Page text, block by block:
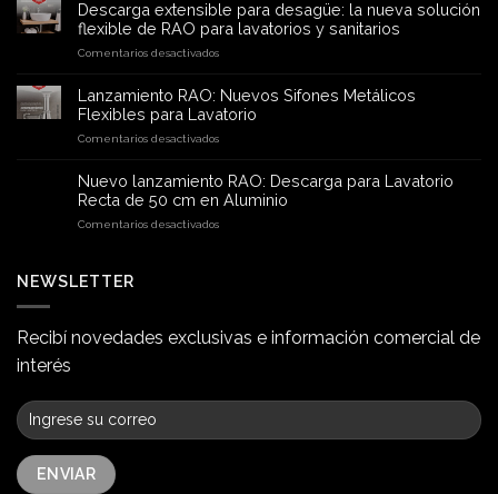
Descarga extensible para desagüe: la nueva solución
flexible de RAO para lavatorios y sanitarios
Comentarios desactivadosen
extensible
para
desagüe:
la
solución
flexible
RAO
Lanzamiento RAO: Nuevos Sifones Metálicos
Flexibles para Lavatorio
Comentarios desactivadosen
RAO:
Nuevos
Sifones
Metálicos
Nuevo lanzamiento RAO: Descarga para Lavatorio
Recta de 50 cm en Aluminio
Comentarios desactivadosen
Lavatorio
Recta
cm
NEWSLETTER
Recibí novedades exclusivas e información comercial de
interés